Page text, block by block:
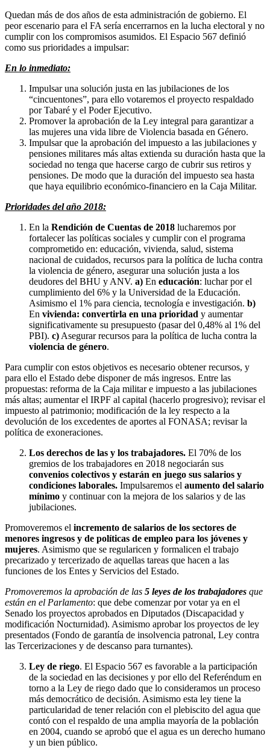
Quedan más de dos años de esta administración de gobierno. El
peor escenario para el FA sería encerrarnos en la lucha electoral y no
cumplir con los compromisos asumidos. El Espacio 567 definió
como sus prioridades a impulsar:
En lo inmediato:
Impulsar una solución justa en las jubilaciones de los
“cincuentones”, para ello votaremos el proyecto respaldado
por Tabaré y el Poder Ejecutivo.
Promover la aprobación de la Ley integral para garantizar a
las mujeres una vida libre de Violencia basada en Género.
Impulsar que la aprobación del impuesto a las jubilaciones y
pensiones militares más altas extienda su duración hasta que la
sociedad no tenga que hacerse cargo de cubrir sus retiros y
pensiones. De modo que la duración del impuesto sea hasta
que haya equilibrio económico-financiero en la Caja Militar.
Prioridades del año 2018:
En la Rendición de Cuentas de 2018 lucharemos por
fortalecer las políticas sociales y cumplir con el programa
comprometido en: educación, vivienda, salud, sistema
nacional de cuidados, recursos para la política de lucha contra
la violencia de género, asegurar una solución justa a los
deudores del BHU y ANV. a) En educación: luchar por el
cumplimiento del 6% y la Universidad de la Educación.
Asimismo el 1% para ciencia, tecnología e investigación. b)
En vivienda: convertirla en una prioridad y aumentar
significativamente su presupuesto (pasar del 0,48% al 1% del
PBI). c) Asegurar recursos para la política de lucha contra la
violencia de género.
Para cumplir con estos objetivos es necesario obtener recursos, y
para ello el Estado debe disponer de más ingresos. Entre las
propuestas: reforma de la Caja militar e impuesto a las jubilaciones
más altas; aumentar el IRPF al capital (hacerlo progresivo); revisar el
impuesto al patrimonio; modificación de la ley respecto a la
devolución de los excedentes de aportes al FONASA; revisar la
política de exoneraciones.
Los derechos de las y los trabajadores. El 70% de los
gremios de los trabajadores en 2018 negociarán sus
convenios colectivos y estarán en juego sus salarios y
condiciones laborales. Impulsaremos el aumento del salario
mínimo y continuar con la mejora de los salarios y de las
jubilaciones.
Promoveremos el incremento de salarios de los sectores de
menores ingresos y de políticas de empleo para los jóvenes y
mujeres. Asimismo que se regularicen y formalicen el trabajo
precarizado y tercerizado de aquellas tareas que hacen a las
funciones de los Entes y Servicios del Estado.
Promoveremos la aprobación de las 5 leyes de los trabajadores que
están en el Parlamento: que debe comenzar por votar ya en el
Senado los proyectos aprobados en Diputados (Discapacidad y
modificación Nocturnidad). Asimismo aprobar los proyectos de ley
presentados (Fondo de garantía de insolvencia patronal, Ley contra
las Tercerizaciones y de descanso para turnantes).
Ley de riego. El Espacio 567 es favorable a la participación
de la sociedad en las decisiones y por ello del Referéndum en
torno a la Ley de riego dado que lo consideramos un proceso
más democrático de decisión. Asimismo esta ley tiene la
particularidad de tener relación con el plebiscito del agua que
contó con el respaldo de una amplia mayoría de la población
en 2004, cuando se aprobó que el agua es un derecho humano
y un bien público.